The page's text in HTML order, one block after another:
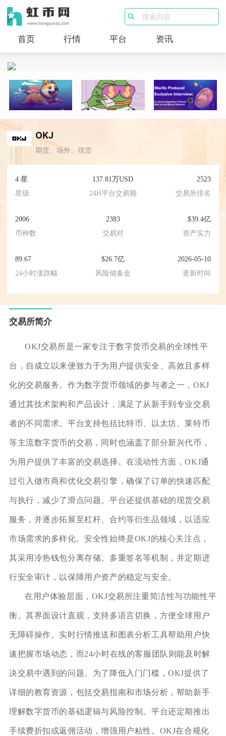
首页 行情 平台 资讯
OKJ
期货、场外、现货
4 星
星级
137.81万USD
24H平台交易额
2523
交易所排名
2006
币种数
2383
交易对
$39.4亿
资产实力
89.67
24小时涨跌幅
$26.7亿
风险储备金
2026-05-10
更新时间
交易所简介
OKJ交易所是一家专注于数字货币交易的全球性平
台，自成立以来便致力于为用户提供安全、高效且多样
化的交易服务。作为数字货币领域的参与者之一，OKJ
通过其技术架构和产品设计，满足了从新手到专业交易
者的不同需求。平台支持包括比特币、以太坊、莱特币
等主流数字货币的交易，同时也涵盖了部分新兴代币，
为用户提供了丰富的交易选择。在流动性方面，OKJ通
过引入做市商和优化交易引擎，确保了订单的快速匹配
与执行，减少了滑点问题。平台还提供基础的现货交易
服务，并逐步拓展至杠杆、合约等衍生品领域，以适应
市场需求的多样化。安全性始终是OKJ的核心关注点，
其采用冷热钱包分离存储、多重签名等机制，并定期进
行安全审计，以保障用户资产的稳定与安全。
在用户体验层面，OKJ交易所注重简洁性与功能性平
衡。其界面设计直观，支持多语言切换，方便全球用户
无障碍操作。实时行情推送和图表分析工具帮助用户快
速把握市场动态，而24小时在线的客服团队则能及时解
决交易中遇到的问题。为了降低入门门槛，OKJ提供了
详细的教育资源，包括交易指南和市场分析，帮助新手
理解数字货币的基础逻辑与风险控制。平台还定期推出
手续费折扣或返佣活动，增强用户粘性。OKJ在合规化